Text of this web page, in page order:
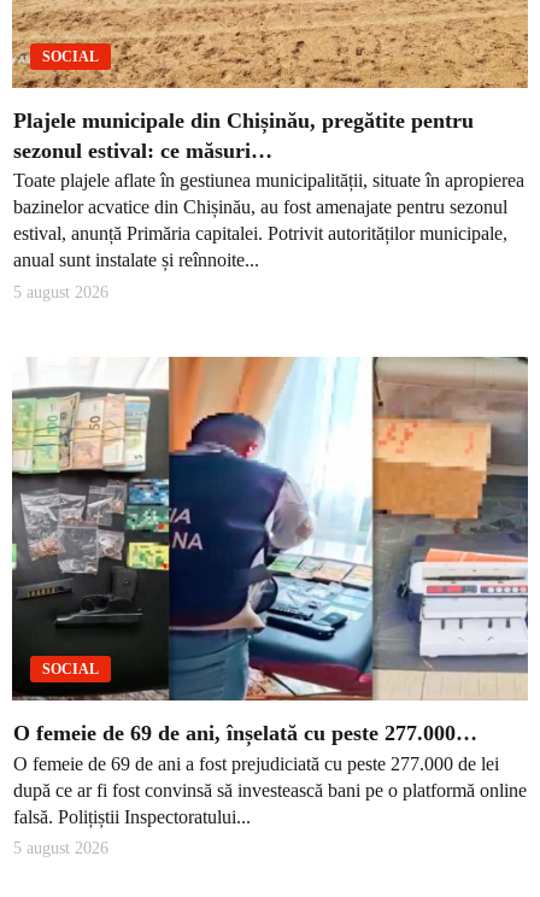
SOCIAL
Plajele municipale din Chișinău, pregătite pentru
sezonul estival: ce măsuri…
Toate plajele aflate în gestiunea municipalității, situate în apropierea
bazinelor acvatice din Chișinău, au fost amenajate pentru sezonul
estival, anunță Primăria capitalei. Potrivit autorităților municipale,
anual sunt instalate și reînnoite...
5 august 2026
SOCIAL
O femeie de 69 de ani, înșelată cu peste 277.000…
O femeie de 69 de ani a fost prejudiciată cu peste 277.000 de lei
după ce ar fi fost convinsă să investească bani pe o platformă online
falsă. Polițiștii Inspectoratului...
5 august 2026